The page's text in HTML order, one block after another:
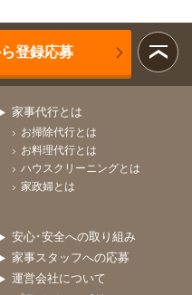
登録応募
家事代行とは
お掃除代行とは
お料理代行とは
ハウスクリーニングとは
家政婦とは
安心･安全への取り組み
家事スタッフへの応募
運営会社について